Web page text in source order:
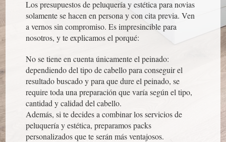
Los presupuestos de peluquería y estética para novias
solamente se hacen en persona y con cita previa. Ven
a vernos sin compromiso. Es impresincible para
nosotros, y te explicamos el porqué:
No se tiene en cuenta únicamente el peinado:
dependiendo del tipo de cabello para conseguir el
resultado buscado y para que dure el peinado, se
require toda una preparación que varía según el tipo,
cantidad y calidad del cabello.
Además, si te decides a combinar los servicios de
peluquería y estética, preparamos packs
personalizados que te serán más ventajosos.